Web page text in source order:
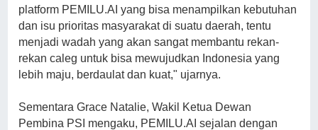
platform PEMILU.AI yang bisa menampilkan kebutuhan
dan isu prioritas masyarakat di suatu daerah, tentu
menjadi wadah yang akan sangat membantu rekan-
rekan caleg untuk bisa mewujudkan Indonesia yang
lebih maju, berdaulat dan kuat," ujarnya.
Sementara Grace Natalie, Wakil Ketua Dewan
Pembina PSI mengaku, PEMILU.AI sejalan dengan